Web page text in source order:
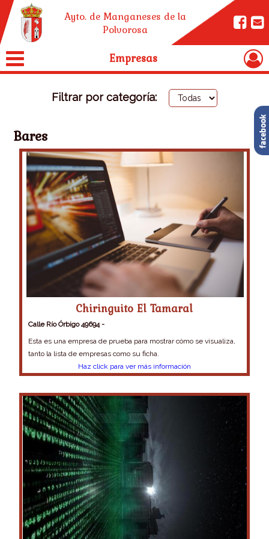
Ayto. de Manganeses de la
Polvorosa
Empresas
Filtrar por categoría:
Bares
Chiringuito El Tamaral
Calle Río Órbigo 49694 -
Esta es una empresa de prueba para mostrar cómo se visualiza,
tanto la lista de empresas como su ficha.
Haz click para ver más información